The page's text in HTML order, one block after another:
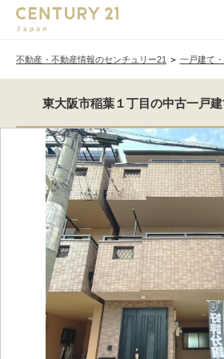
不動産・不動産情報のセンチュリー21 一戸建て
東大阪市稲葉１丁目の中古一戸